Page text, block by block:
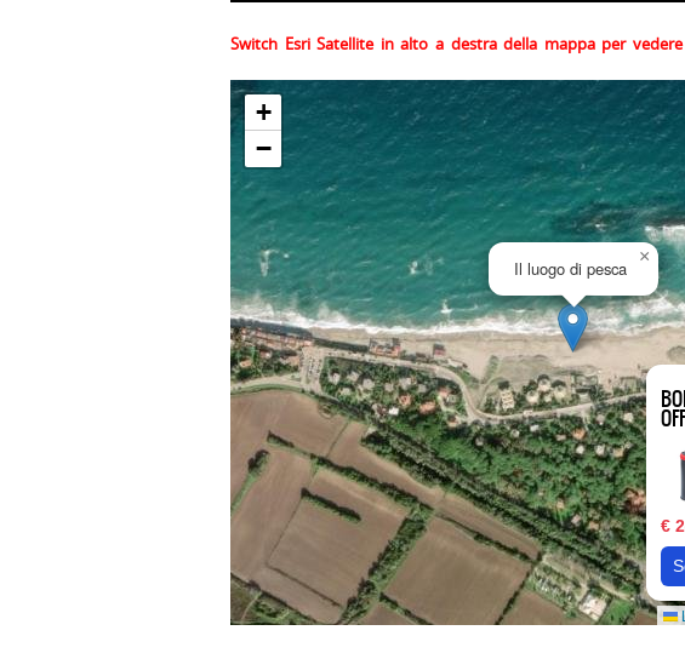
Switch Esri Satellite in alto a destra della mappa per
€
Il luogo di pesca
×
+
−